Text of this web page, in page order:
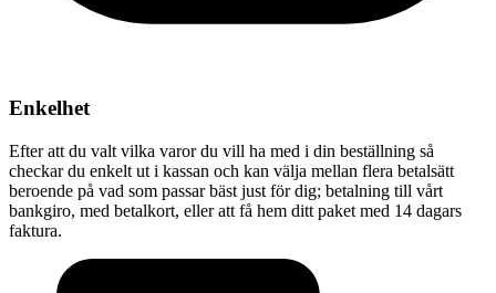
Enkelhet
Efter att du valt vilka varor du vill ha med i din beställning så
checkar du enkelt ut i kassan och kan välja mellan flera betalsätt
beroende på vad som passar bäst just för dig; betalning till vårt
bankgiro, med betalkort, eller att få hem ditt paket med 14 dagars
faktura.